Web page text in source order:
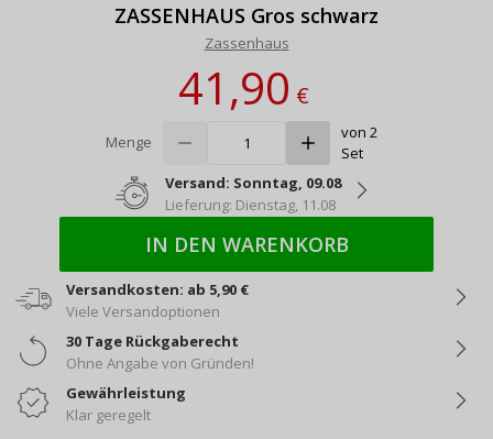
ZASSENHAUS Gros schwarz
Zassenhaus
41,90€
Menge
von 2
Set
Versand: Sonntag, 09.08
Lieferung: Dienstag, 11.08
IN DEN WARENKORB
Versandkosten: ab 5,90 €
Viele Versandoptionen
30 Tage Rückgaberecht
Ohne Angabe von Gründen!
Gewährleistung
Klar geregelt